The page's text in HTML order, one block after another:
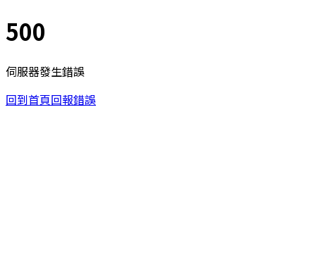
500
伺服器發生錯誤
回到首頁回報錯誤